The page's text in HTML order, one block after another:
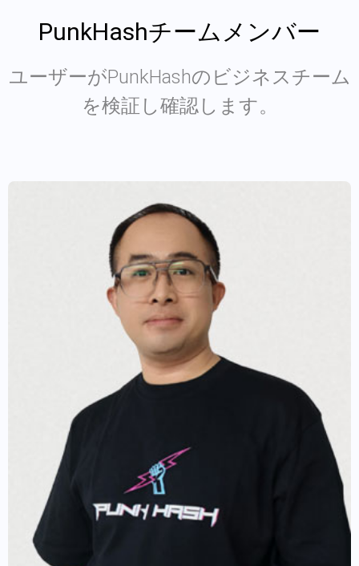
PunkHashチームメンバー
ユーザーがPunkHashのビジネスチーム
を検証し確認します。